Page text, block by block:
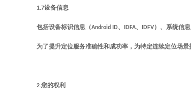
1.7设备信息
包括设备标识信息（Android ID、IDFA、IDFV）、系统
为了提升定位服务准确性和成功率，为特定连续定位场
2.您的权利